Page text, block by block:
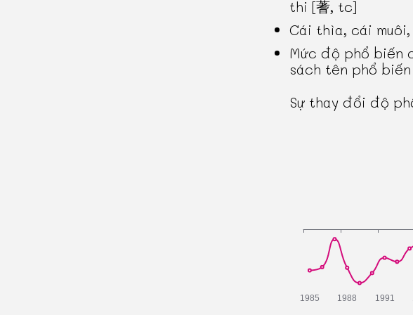
thi [蓍, tc]
Cái thìa, cái
Mức độ phổ biến
sách tên phổ
Sự thay đổi độ